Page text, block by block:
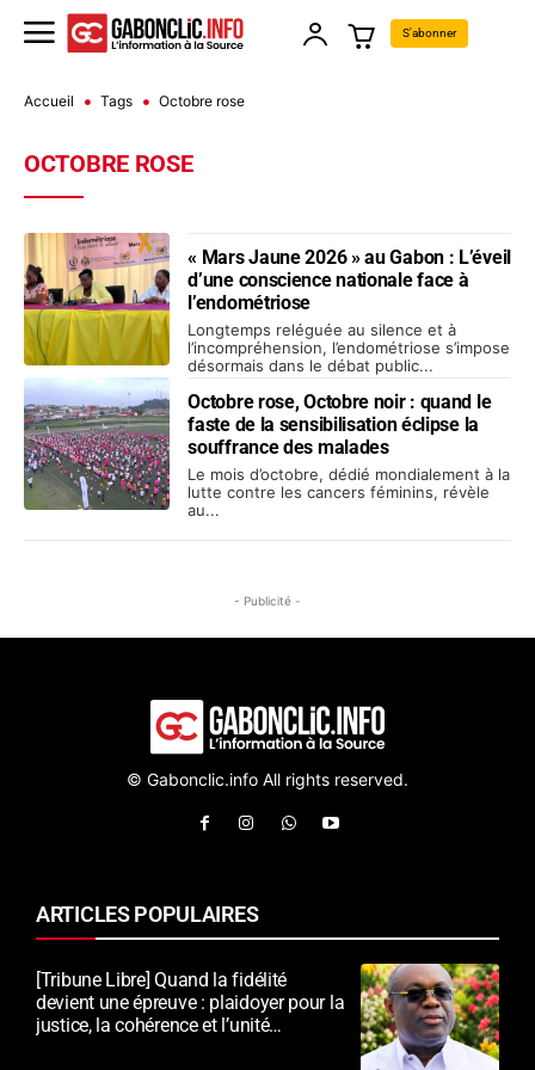
S'abonner
Accueil Tags Octobre rose
OCTOBRE ROSE
« Mars Jaune 2026 » au Gabon : L’éveil
d’une conscience nationale face à
l’endométriose
Longtemps reléguée au silence et à
l’incompréhension, l’endométriose s’impose
désormais dans le débat public...
Octobre rose, Octobre noir : quand le
faste de la sensibilisation éclipse la
souffrance des malades
Le mois d’octobre, dédié mondialement à la
lutte contre les cancers féminins, révèle
au...
- Publicité -
© Gabonclic.info All rights reserved.
ARTICLES POPULAIRES
[Tribune Libre] Quand la fidélité
devient une épreuve : plaidoyer pour la
justice, la cohérence et l’unité